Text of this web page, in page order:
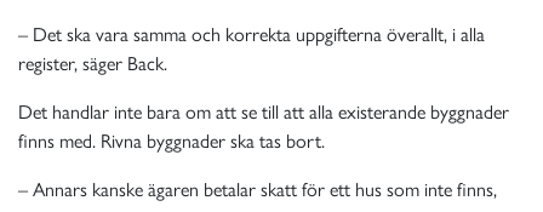
– Det ska vara samma och korrekta uppgifterna överallt, i alla
register, säger Back.
Det handlar inte bara om att se till att alla existerande byggnader
finns med. Rivna byggnader ska tas bort.
– Annars kanske ägaren betalar skatt för ett hus som inte finns,